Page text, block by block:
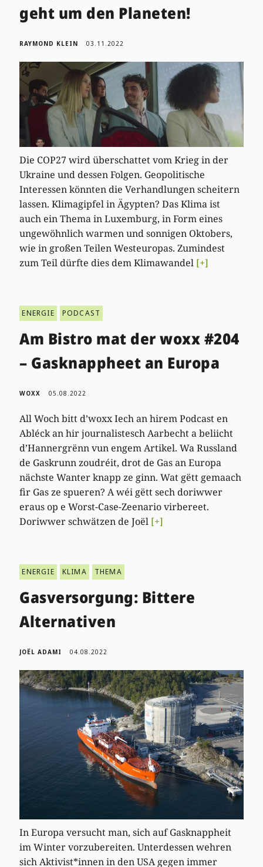
geht um den Planeten!
RAYMOND KLEIN 03.11.2022
Die COP27 wird überschattet vom Krieg in der
Ukraine und dessen Folgen. Geopolitische
Interessen könnten die Verhandlungen scheitern
lassen. Klimagipfel in Ägypten? Das Klima ist
auch ein Thema in Luxemburg, in Form eines
ungewöhnlich warmen und sonnigen Oktobers,
wie in großen Teilen Westeuropas. Zumindest
zum Teil dürfte dies dem Klimawandel [+]
ENERGIE PODCAST
Am Bistro mat der woxx #204
– Gasknappheet an Europa
WOXX 05.08.2022
All Woch bitt d’woxx Iech an hirem Podcast en
Abléck an hir journalistesch Aarbecht a beliicht
d’Hannergrënn vun engem Artikel. Wa Russland
de Gaskrunn zoudréit, drot de Gas an Europa
nächste Wanter knapp ze ginn. Wat gëtt gemaach
fir Gas ze spueren? A wéi gëtt sech doriwwer
eraus op e Worst-Case-Zeenario virbereet.
Doriwwer schwätzen de Joël [+]
ENERGIE KLIMA THEMA
Gasversorgung: Bittere
Alternativen
JOËL ADAMI 04.08.2022
In Europa versucht man, sich auf Gasknappheit
im Winter vorzubereiten. Unterdessen wehren
sich Aktivist*innen in den USA gegen immer